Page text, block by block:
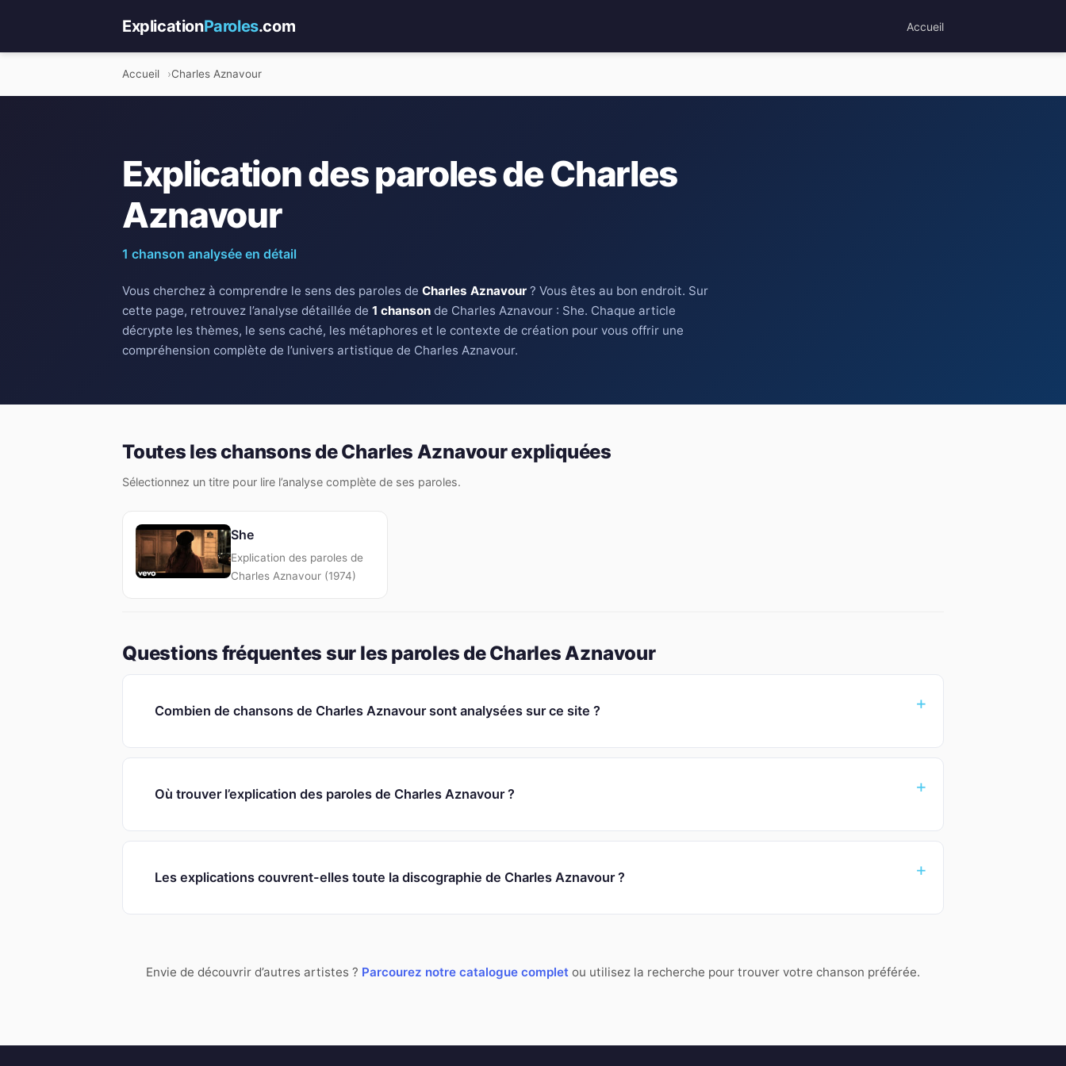
ExplicationParoles.com Accueil
Accueil Charles Aznavour
Explication des paroles de Charles
Aznavour
1 chanson analysée en détail
Vous cherchez à comprendre le sens des paroles de Charles Aznavour ? Vous êtes au bon endroit. Sur
cette page, retrouvez l’analyse détaillée de 1 chanson de Charles Aznavour : She. Chaque article
décrypte les thèmes, le sens caché, les métaphores et le contexte de création pour vous offrir une
compréhension complète de l’univers artistique de Charles Aznavour.
Toutes les chansons de Charles Aznavour expliquées
Sélectionnez un titre pour lire l’analyse complète de ses paroles.
She
Explication des paroles de
Charles Aznavour (1974)
Questions fréquentes sur les paroles de Charles Aznavour
Combien de chansons de Charles Aznavour sont analysées sur ce site ?
Où trouver l’explication des paroles de Charles Aznavour ?
Les explications couvrent-elles toute la discographie de Charles Aznavour ?
Envie de découvrir d’autres artistes ? Parcourez notre catalogue complet ou utilisez la recherche pour trouver votre chanson préférée.